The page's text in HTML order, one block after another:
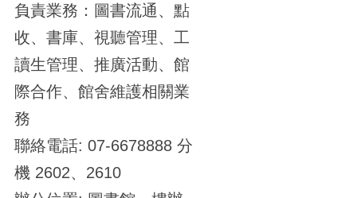
負責業務：圖書流通、點
收、書庫、視聽管理、工
讀生管理、推廣活動、館
際合作、館舍維護相關業
務
聯絡電話: 07-6678888 分
機 2602、2610